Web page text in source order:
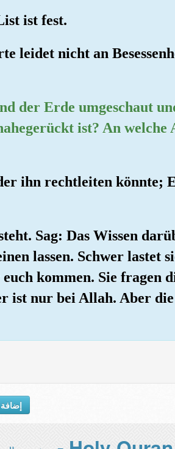
ist fest.
leidet nicht an
der Erde umgeschaut
ist? An welche
ihn rechtleiten könnte;
Sag: Das Wissen
lassen. Schwer lastet
kommen. Sie fragen
ist nur bei Allah. Aber